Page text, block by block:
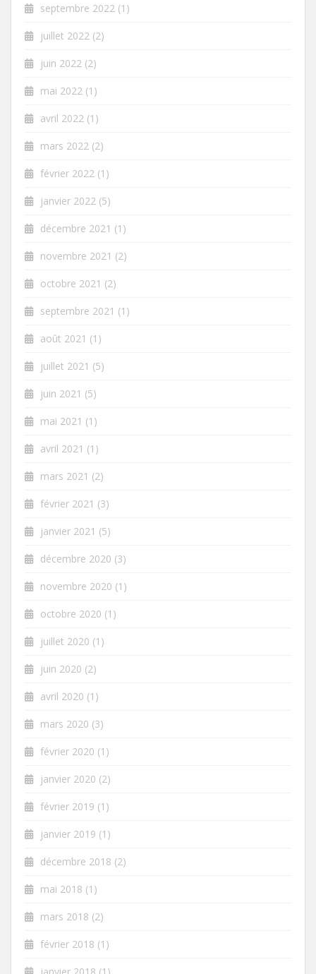
septembre 2022 (1)
juillet 2022 (2)
juin 2022 (2)
mai 2022 (1)
avril 2022 (1)
mars 2022 (2)
février 2022 (1)
janvier 2022 (5)
décembre 2021 (1)
novembre 2021 (2)
octobre 2021 (2)
septembre 2021 (1)
août 2021 (1)
juillet 2021 (5)
juin 2021 (5)
mai 2021 (1)
avril 2021 (1)
mars 2021 (2)
février 2021 (3)
janvier 2021 (5)
décembre 2020 (3)
novembre 2020 (1)
octobre 2020 (1)
juillet 2020 (1)
juin 2020 (2)
avril 2020 (1)
mars 2020 (3)
février 2020 (1)
janvier 2020 (2)
février 2019 (1)
janvier 2019 (1)
décembre 2018 (2)
mai 2018 (1)
mars 2018 (2)
février 2018 (1)